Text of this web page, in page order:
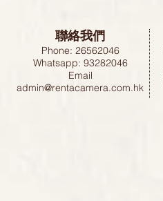
聯絡我們
Phone: 26562046
Whatsapp: 93282046
Email
admin@rentacamera.com.hk